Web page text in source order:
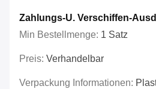
Zahlungs-U. Verschiffen-
Min Bestellmenge: 1 Satz
Preis: Verhandelbar
Verpackung Informationen: